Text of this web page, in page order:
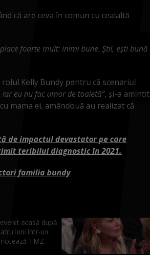
că are ceva în comun cu cealaltă
foarte mult: inimi bune. Știi, ești bună
Kelly Bundy pentru că scenariul
eu nu fac umor de toaletă”, și-a amintit
mama ei, amândouă au realizat că
de impactul devastator pe care
teribilul diagnostic în 2021.
familia bundy
acasă după
luni într-un
TMZ.